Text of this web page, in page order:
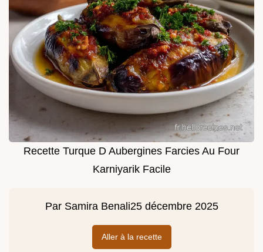
Recette Turque D Aubergines Farcies Au Four
Karniyarik Facile
Par Samira Benali25 décembre 2025
Aller à la recette